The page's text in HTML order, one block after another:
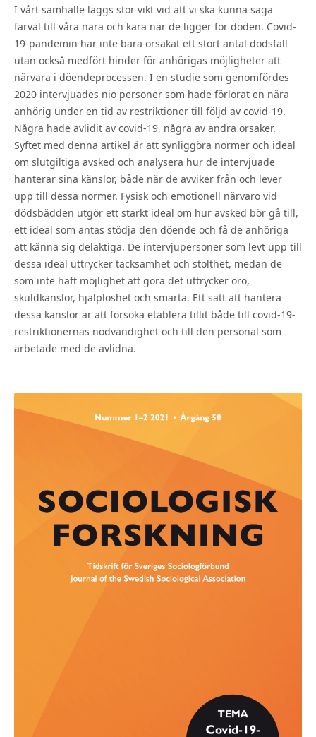
I vårt samhälle läggs stor vikt vid att vi ska kunna säga
farväl till våra nära och kära när de ligger för döden. Covid-
19-pandemin har inte bara orsakat ett stort antal dödsfall
utan också medfört hinder för anhörigas möjligheter att
närvara i döendeprocessen. I en studie som genomfördes
2020 intervjuades nio personer som hade förlorat en nära
anhörig under en tid av restriktioner till följd av covid-19.
Några hade avlidit av covid-19, några av andra orsaker.
Syftet med denna artikel är att synliggöra normer och ideal
om slutgiltiga avsked och analysera hur de intervjuade
hanterar sina känslor, både när de avviker från och lever
upp till dessa normer. Fysisk och emotionell närvaro vid
dödsbädden utgör ett starkt ideal om hur avsked bör gå till,
ett ideal som antas stödja den döende och få de anhöriga
att känna sig delaktiga. De intervjupersoner som levt upp till
dessa ideal uttrycker tacksamhet och stolthet, medan de
som inte haft möjlighet att göra det uttrycker oro,
skuldkänslor, hjälplöshet och smärta. Ett sätt att hantera
dessa känslor är att försöka etablera tillit både till covid-19-
restriktionernas nödvändighet och till den personal som
arbetade med de avlidna.